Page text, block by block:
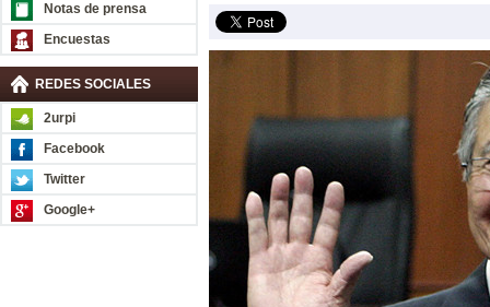
Notas de prensa
Encuestas
REDES SOCIALES
2urpi
Facebook
Twitter
Google+